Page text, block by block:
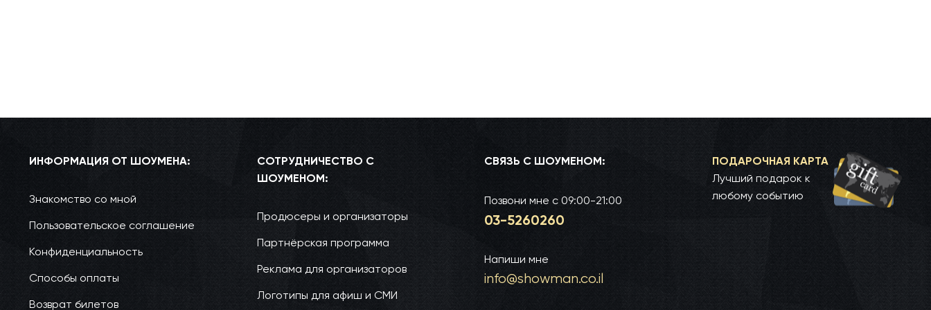
ИНФОРМАЦИЯ ОТ ШОУМЕНА:
Знакомство со мной
Пользовательское соглашение
Конфиденциальность
Способы оплаты
Возврат билетов
СОТРУДНИЧЕСТВО С
ШОУМЕНОМ:
Продюсеры и организаторы
Партнёрская программа
Реклама для организаторов
Логотипы для афиш и СМИ
СВЯЗЬ С ШОУМЕНОМ:
Позвони мне с 09:00-21:00
03-52­60­260
Напиши мне
info@show­man.co.il
ПОДАРОЧНАЯ КАРТА
Лучший подарок к
любому событию